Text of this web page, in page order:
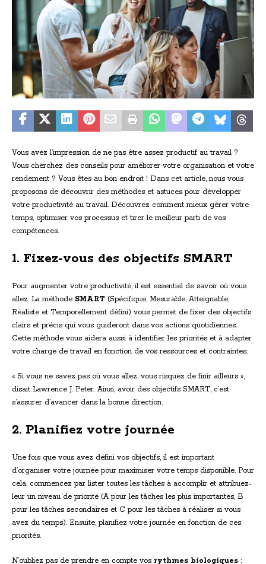
Vous avez l’impression de ne pas être assez productif au travail ?
Vous cherchez des conseils pour améliorer votre organisation et votre
rendement ? Vous êtes au bon endroit ! Dans cet article, nous vous
proposons de découvrir des méthodes et astuces pour développer
votre productivité au travail. Découvrez comment mieux gérer votre
temps, optimiser vos processus et tirer le meilleur parti de vos
compétences.
1. Fixez-vous des objectifs SMART
Pour augmenter votre productivité, il est essentiel de savoir où vous
allez. La méthode SMART (Spécifique, Mesurable, Atteignable,
Réaliste et Temporellement défini) vous permet de fixer des objectifs
clairs et précis qui vous guideront dans vos actions quotidiennes.
Cette méthode vous aidera aussi à identifier les priorités et à adapter
votre charge de travail en fonction de vos ressources et contraintes.
« Si vous ne savez pas où vous allez, vous risquez de finir ailleurs »,
disait Lawrence J. Peter. Ainsi, avoir des objectifs SMART, c’est
s’assurer d’avancer dans la bonne direction.
2. Planifiez votre journée
Une fois que vous avez défini vos objectifs, il est important
d’organiser votre journée pour maximiser votre temps disponible. Pour
cela, commencez par lister toutes les tâches à accomplir et attribuez-
leur un niveau de priorité (A pour les tâches les plus importantes, B
pour les tâches secondaires et C pour les tâches à réaliser si vous
avez du temps). Ensuite, planifiez votre journée en fonction de ces
priorités.
N’oubliez pas de prendre en compte vos rythmes biologiques :